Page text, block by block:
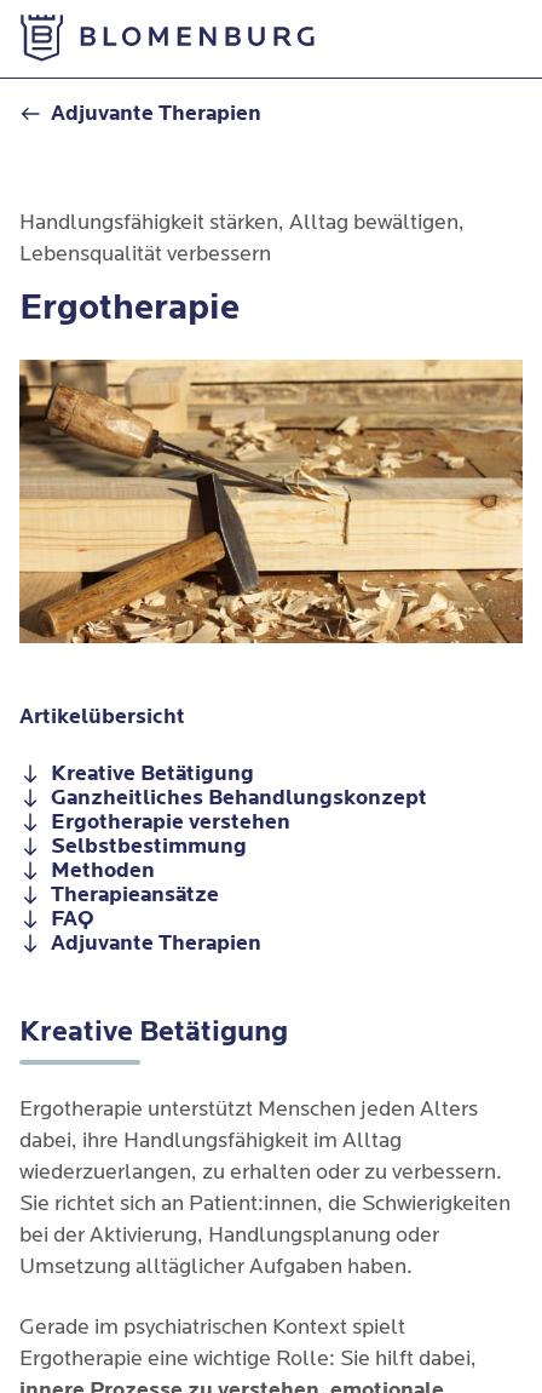
Adjuvante Therapien
Handlungsfähigkeit stärken, Alltag bewältigen,
Lebensqualität verbessern
Ergotherapie
Artikelübersicht
Kreative Betätigung
Ganzheitliches Behandlungskonzept
Ergotherapie verstehen
Selbstbestimmung
Methoden
Therapieansätze
FAQ
Adjuvante Therapien
Kreative Betätigung
Ergotherapie unterstützt Menschen jeden Alters
dabei, ihre Handlungsfähigkeit im Alltag
wiederzuerlangen, zu erhalten oder zu verbessern.
Sie richtet sich an Patient:innen, die Schwierigkeiten
bei der Aktivierung, Handlungsplanung oder
Umsetzung alltäglicher Aufgaben haben.
Gerade im psychiatrischen Kontext spielt
Ergotherapie eine wichtige Rolle: Sie hilft dabei,